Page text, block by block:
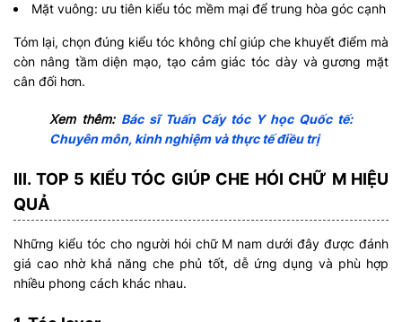
Mặt vuông: ưu tiên kiểu tóc mềm mại để trung hòa góc cạnh
Tóm lại, chọn đúng kiểu tóc không chỉ giúp che khuyết điểm mà
còn nâng tầm diện mạo, tạo cảm giác tóc dày và gương mặt
cân đối hơn.
Xem thêm: Bác sĩ Tuấn Cấy tóc Y học Quốc tế:
Chuyên môn, kinh nghiệm và thực tế điều trị
III. TOP 5 KIỂU TÓC GIÚP CHE HÓI CHỮ M HIỆU
QUẢ
Những kiểu tóc cho người hói chữ M nam dưới đây được đánh
giá cao nhờ khả năng che phủ tốt, dễ ứng dụng và phù hợp
nhiều phong cách khác nhau.